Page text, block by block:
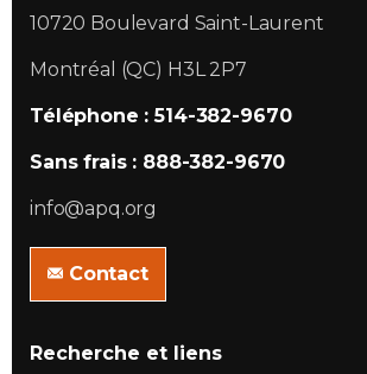
10720 Boulevard Saint-Laurent
Montréal (QC) H3L 2P7
Téléphone : 514-382-9670
Sans frais : 888-382-9670
info@apq.org
Contact
Recherche et liens